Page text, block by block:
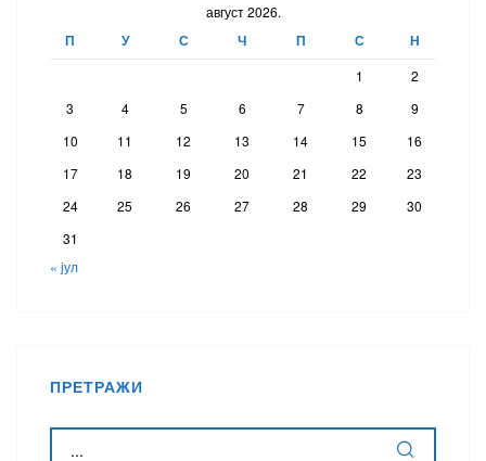
август 2026.
П У С Ч П С Н
1
2
3
4 5 6 7 8
9
10
11 12 13 14 15
16
17
18 19 20 21 22
23
24
25 26 27 28 29
30
31
« јул
ПРЕТРАЖИ